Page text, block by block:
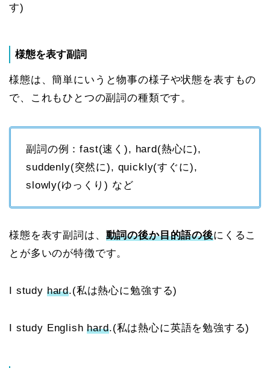
す)
様態を表す副詞
様態は、簡単にいうと物事の様子や状態を表すもの
で、これもひとつの副詞の種類です。
副詞の例：fast(速く), hard(熱心に),
suddenly(突然に), quickly(すぐに),
slowly(ゆっくり) など
様態を表す副詞は、 動詞の後か目的語の後にくるこ
とが多いのが特徴です。
I study hard.(私は熱心に勉強する)
I study Englishhard.(私は熱心に英語を勉強する)